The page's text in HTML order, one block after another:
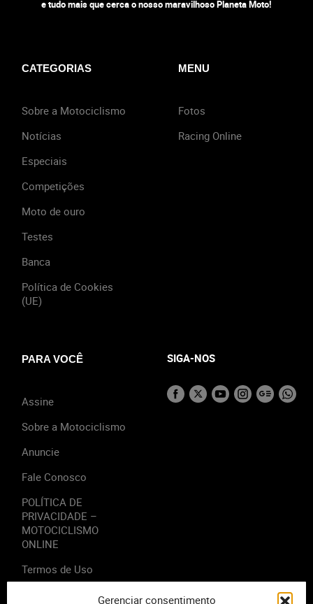
Gerenciar consentimento
e tudo mais que cerca o nosso maravilhoso Planeta Moto!
CATEGORIAS
Sobre a Motociclismo
Notícias
Especiais
Competições
Moto de ouro
Testes
Banca
Política de Cookies
(UE)
MENU
Fotos
Racing Online
PARA VOCÊ
Assine
Sobre a Motociclismo
Anuncie
Fale Conosco
POLÍTICA DE
PRIVACIDADE –
MOTOCICLISMO
ONLINE
Termos de Uso
SIGA-NOS